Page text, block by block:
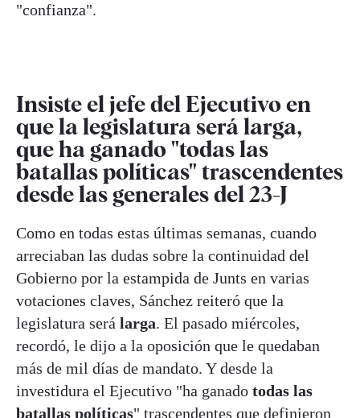
"confianza".
Insiste el jefe del Ejecutivo en
que la legislatura será larga,
que ha ganado "todas las
batallas políticas" trascendentes
desde las generales del 23-J
Como en todas estas últimas semanas, cuando
arreciaban las dudas sobre la continuidad del
Gobierno por la estampida de Junts en varias
votaciones claves, Sánchez reiteró que la
legislatura será larga. El pasado miércoles,
recordó, le dijo a la oposición que le quedaban
más de mil días de mandato. Y desde la
investidura el Ejecutivo "ha ganado todas las
batallas políticas" trascendentes que definieron